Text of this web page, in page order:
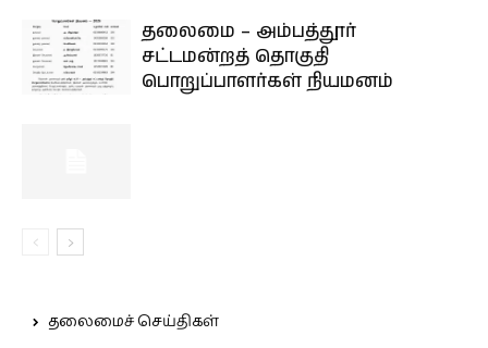
தலைமை – அம்பத்தூர்
சட்டமன்றத் தொகுதி
பொறுப்பாளர்கள் நியமனம்
தலைமைச் செய்திகள்